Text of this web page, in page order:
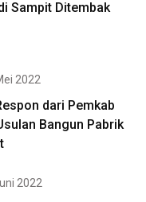
Sampit Ditembak
2022
dari Pemkab
Bangun Pabrik
2022